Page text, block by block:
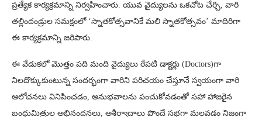
ప్రత్యేక కార్యక్రమాన్ని నిర్వహించారు. యువ వైద్యులను ఒకచోట చేర్చి, వారి
తల్లిందండ్రుల సమక్షంలో ‘స్నాతకోత్సవానికే మలి స్నాతకోత్సవం’ మాదిరిగా
ఈ కార్యక్రమాన్ని జరిపారు.
ఈ వేడుకలో మొత్తం పది మంది వైద్యులు రేపటి డాక్టర్లు (Doctors)గా
నిలదొక్కుకుంటున్న సందర్భంగా వారిని పరిచయం చేస్తూనే స్వయంగా వారి
ఆలోచనలు వినిపించడం, అనుభవాలను పంచుకోవడంతో సహా హాజరైన
బంధుమిత్రుల అభినందనలు, అశీర్వాదాలు పొందే సభగా మలవడం నిజంగా